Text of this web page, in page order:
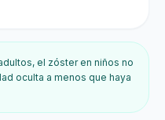
el zóster en niños no
oculta a menos que haya